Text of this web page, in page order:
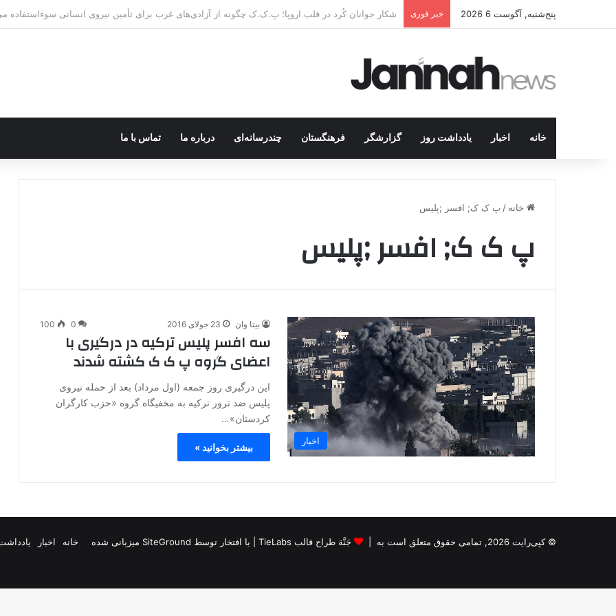
پنج‌شنبه, آگوست 6 2026 خبر فوری انتشار متن 12 ماده‌ای توافق نهایی بین ترکیه و پ.ک.ک
خانه اخبار یادداشت روز گزارشگر فرهنگستان چندرسانه‌ای درباره ما تماس با ما
خانه / پ ک ک; افسر ;پلیس
پ ک ک; افسر ;پلیس
اخبار
بیتا وان 23 جولای 2016 0
100
سه افسر پلیس ترکیه در درگیری با
اعضای گروه پ ک ک کشته شدند
این درگیری روز جمعه (اول مرداد) بعد از حمله نیروی
پلیس ضد ترور ترکیه به مخفیگاه گروه «حزب کارگران
کردستان»…
بیشتر بخوانید »
© کپی‌رایت 2026, تمامی حقوق متعلق است به | جَنَّة طراح قالب TieLabs | با افتخار توسط SiteGround میزبانی شده خانه اخبار